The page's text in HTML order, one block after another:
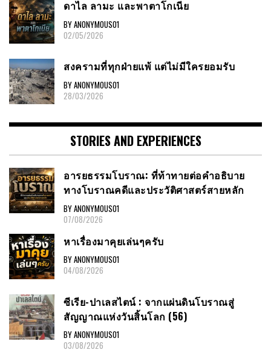
ดาไล ลามะ และพาตาโกเนีย
BY ANONYMOUS01
02/05/2026
สงครามที่ทุกฝ่ายแพ้ แต่ไม่มีใครยอมรับ
BY ANONYMOUS01
28/03/2026
STORIES AND EXPERIENCES
อารยธรรมโบราณ: ที่ท้าทายต่อคำอธิบาย
ทางโบราณคดีและประวัติศาสตร์สายหลัก
BY ANONYMOUS01
07/08/2026
หาเรื่องมาคุยเล่นๆครับ
BY ANONYMOUS01
04/08/2026
ซีเรีย-ปาเลสไตน์ : จากแผ่นดินโบราณสู่
สัญญาณแห่งวันสิ้นโลก (56)
BY ANONYMOUS01
03/08/2026